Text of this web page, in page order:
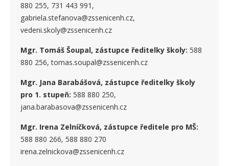
880 255, 731 443 991,
gabriela.stefanova@zssenicenh.cz,
vedeni.skoly@zssenicenh.cz
Mgr. Tomáš Šoupal, zástupce ředitelky školy: 588
880 256, tomas.soupal@zssenicenh.cz
Mgr. Jana Barabášová, zástupce ředitelky školy
pro 1. stupeň: 588 880 250,
jana.barabasova@zssenicenh.cz
Mgr. Irena Zelníčková, zástupce ředitele pro MŠ:
588 880 266, 588 880 270
irena.zelnickova@zssenicenh.cz